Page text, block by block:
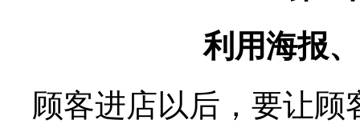
利用海报
顾客进店以后，要让顾